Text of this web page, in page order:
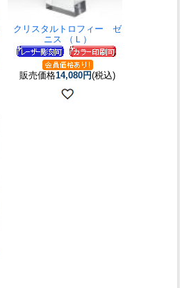
クリスタルトロフィー ゼ
ニス （Ｌ）
販売価格14,080円(税込)